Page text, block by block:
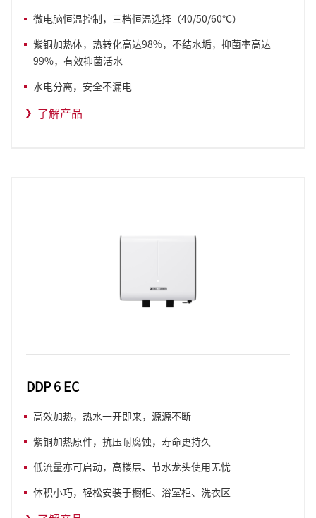
微电脑恒温控制，三档恒温选择（40/50/60°C）
紫铜加热体，热转化高达98%，不结水垢，抑菌率高达
99%，有效抑菌活水
水电分离，安全不漏电
了解产品
DDP 6 EC
高效加热，热水一开即来，源源不断
紫铜加热原件，抗压耐腐蚀，寿命更持久
低流量亦可启动，高楼层、节水龙头使用无忧
体积小巧，轻松安装于橱柜、浴室柜、洗衣区